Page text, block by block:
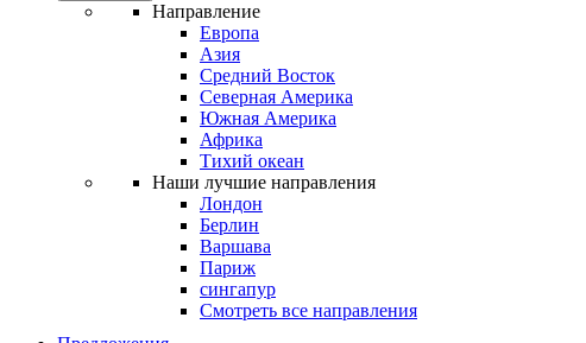
Направление
Европа
Азия
Средний Восток
Северная Америка
Южная Америка
Африка
Тихий океан
Наши лучшие направления
Лондон
Берлин
Варшава
Париж
сингапур
Смотреть все направления